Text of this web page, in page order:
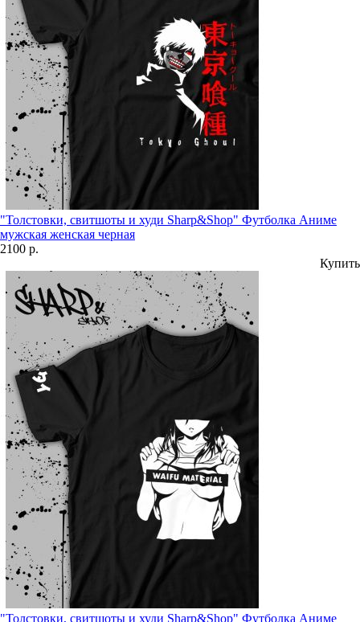
"Толстовки, свитшоты и худи Sharp&Shop" Футболка Аниме
мужская женская черная
2100 р.
Купить
"Толстовки, свитшоты и худи Sharp&Shop" Футболка Аниме